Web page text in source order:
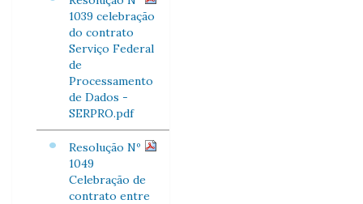
1039 celebração
do contrato
Serviço Federal
de
Processamento
de Dados -
SERPRO.pdf
Resolução Nº
1049
Celebração de
contrato entre